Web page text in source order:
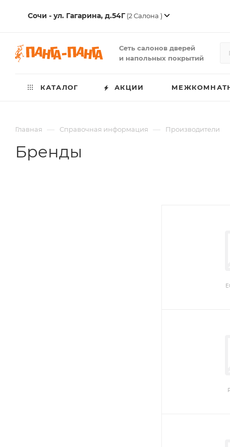
Сочи - ул. Гагарина, д.54Г(2 Салона )
Сеть салонов дверей
и напольных покрытий
КАТАЛОГ АКЦИИ
Главная — Справочная информация — Производители
Бренды